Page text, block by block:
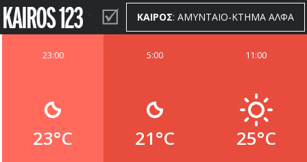
ΚΑΙΡΟΣ: ΑΜΥΝΤΑΙΟ-ΚΤΗΜΑ ΑΛΦΑ
11:00
25°C
5:00
21°C
23:00
23°C